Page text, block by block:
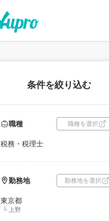
条件を絞り込む
職種 職種を選択
税務・税理士
勤務地 勤務地を選択
東京都
└ 上野